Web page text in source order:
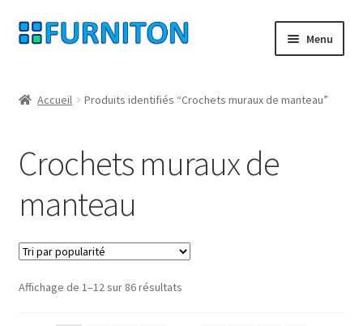
Aller
à
navigation
Aller
au
Menu
Protection des données
Droit de rétractation
Contact
Mentions légales
Accueil Produits identifiés “Crochets muraux de manteau”
Crochets muraux de
manteau
Affichage de 1–12 sur 86 résultatsTrié